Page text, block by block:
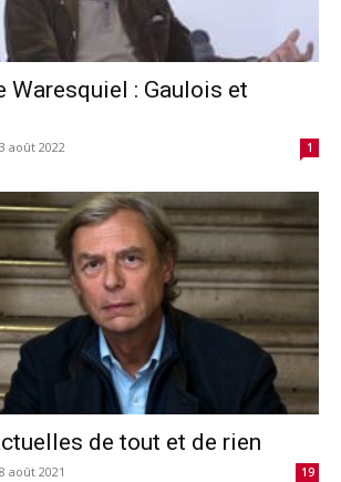
Waresquiel : Gaulois et
août 2022 1
de tout et de rien
août 2021 19